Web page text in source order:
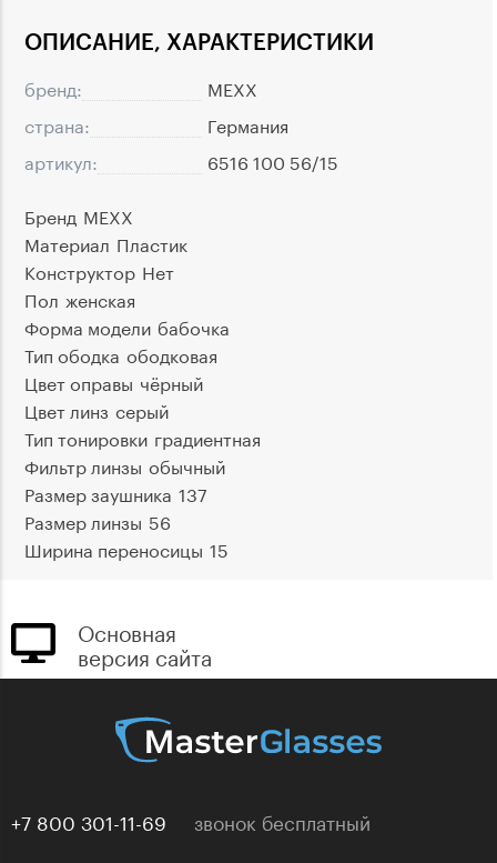
ОПИСАНИЕ, ХАРАКТЕРИСТИКИ
бренд:
MEXX
страна:
Германия
артикул:
6516 100 56/15
Бренд MEXX
Материал Пластик
Конструктор Нет
Пол женская
Форма модели бабочка
Тип ободка ободковая
Цвет оправы чёрный
Цвет линз серый
Тип тонировки градиентная
Фильтр линзы обычный
Размер заушника 137
Размер линзы 56
Ширина переносицы 15
Основная
версия сайта
+7 800 301-11-69 звонок бесплатный